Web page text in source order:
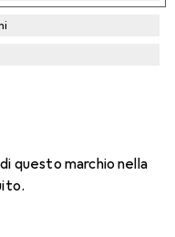
questo marchio nella